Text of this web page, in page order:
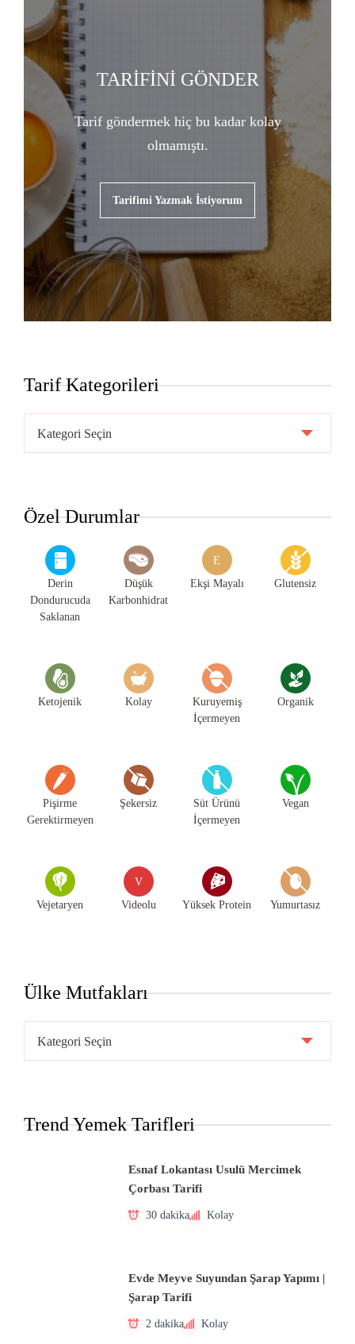
TARİFİNİ GÖNDER
Tarif göndermek hiç bu kadar kolay
olmamıştı.
Tarifimi Yazmak İstiyorum
Tarif Kategorileri
Kategorileri
Özel Durumlar
Derin
Dondurucuda
Saklanan
Düşük
Karbonhidrat
E
Ekşi Mayalı Glutensiz
Ketojenik Kolay
Kuruyemiş
İçermeyen
Organik
Pişirme
Gerektirmeyen
Şekersiz
Süt Ürünü
İçermeyen
Vegan
Vejetaryen
V
Videolu Yüksek Protein Yumurtasız
Ülke Mutfakları
Mutfakları
Trend Yemek Tarifleri
Esnaf Lokantası Usulü Mercimek
Çorbası Tarifi
30 dakika Kolay
Evde Meyve Suyundan Şarap Yapımı |
Şarap Tarifi
2 dakika Kolay